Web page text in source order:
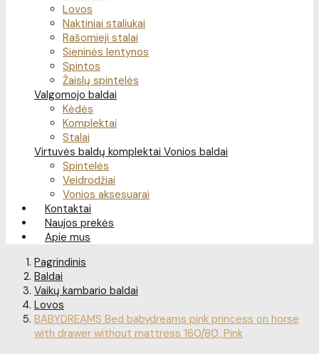
Lovos
Naktiniai staliukai
Rašomieji stalai
Sieninės lentynos
Spintos
Žaislų spintelės
Valgomojo baldai
Kėdės
Komplektai
Stalai
Virtuvės baldų komplektai Vonios baldai
Spintelės
Veidrodžiai
Vonios aksesuarai
Kontaktai
Naujos prekės
Apie mus
Pagrindinis
Baldai
Vaikų kambario baldai
Lovos
BABYDREAMS Bed babydreams pink princess on horse
with drawer without mattress 160/80, Pink